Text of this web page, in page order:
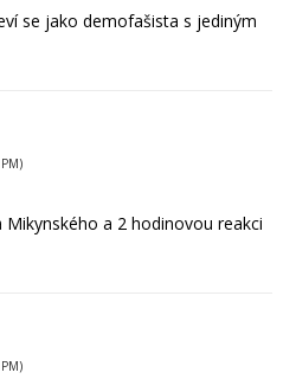
se jako demofašista s jediným
a 2 hodinovou reakci